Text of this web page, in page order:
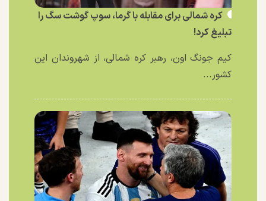
کره شمالی برای مقابله با گرما، سوپ گوشت سگ را
تبلیغ کرد!
کیم جونگ اون، رهبر کره شمالی، از شهروندان این
کشور...